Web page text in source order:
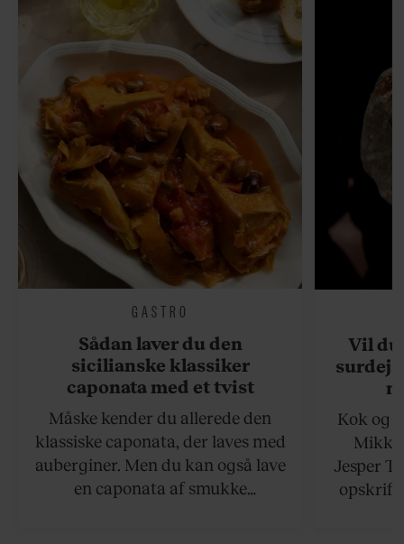
GASTRO
Sådan laver du den
sicilianske klassiker
caponata med et tvist
Måske kender du allerede den
klassiske caponata, der laves med
auberginer. Men du kan også lave
en caponata af smukke
Vil du
Kok og
Jesper
opskrift